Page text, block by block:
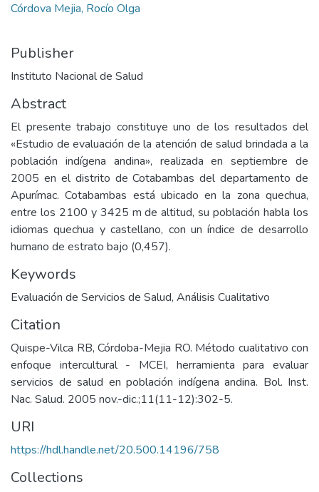
Córdova Mejia, Rocío Olga
Publisher
Instituto Nacional de Salud
Abstract
El presente trabajo constituye uno de los resultados del
«Estudio de evaluación de la atención de salud brindada a la
población indígena andina», realizada en septiembre de
2005 en el distrito de Cotabambas del departamento de
Apurímac. Cotabambas está ubicado en la zona quechua,
entre los 2100 y 3425 m de altitud, su población habla los
idiomas quechua y castellano, con un índice de desarrollo
humano de estrato bajo (0,457).
Keywords
Evaluación de Servicios de Salud, Análisis Cualitativo
Citation
Quispe-Vilca RB, Córdoba-Mejia RO. Método cualitativo con
enfoque intercultural - MCEI, herramienta para evaluar
servicios de salud en población indígena andina. Bol. Inst.
Nac. Salud. 2005 nov.-dic.;11(11-12):302-5.
URI
https://hdl.handle.net/20.500.14196/758
Collections